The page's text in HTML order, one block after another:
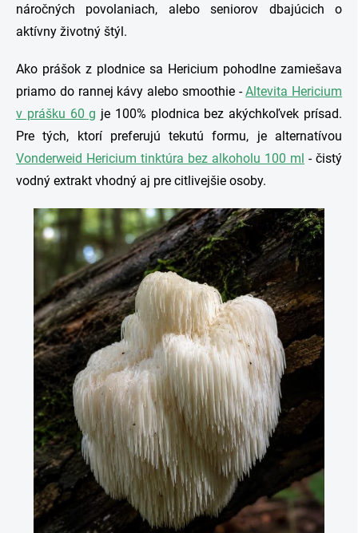
náročných povolaniach, alebo seniorov dbajúcich o
aktívny životný štýl.
Ako prášok z plodnice sa Hericium pohodlne zamiešava
priamo do rannej kávy alebo smoothie -Altevita Hericium
v prášku 60 g je 100% plodnica bez akýchkoľvek prísad.
Pre tých, ktorí preferujú tekutú formu, je alternatívou
Vonderweid Hericium tinktúra bez alkoholu 100 ml - čistý
vodný extrakt vhodný aj pre citlivejšie osoby.